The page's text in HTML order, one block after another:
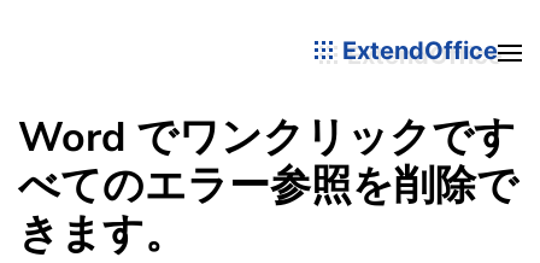
ExtendOffice
Word でワンクリックです
べてのエラー参照を削除で
きます。